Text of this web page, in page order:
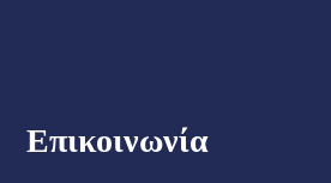
Επικοινωνία